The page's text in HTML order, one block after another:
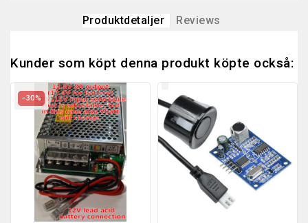
Produktdetaljer Reviews
Kunder som köpt denna produkt köpte också:
−30%